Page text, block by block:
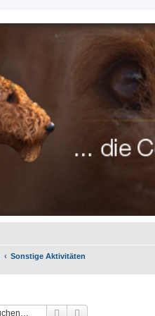
Sonstige Aktivitäten
Suche